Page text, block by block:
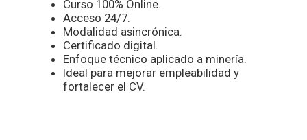
Curso 100% Online.
Acceso 24/7.
Modalidad asincrónica.
Certificado digital.
Enfoque técnico aplicado a minería.
Ideal para mejorar empleabilidad y
fortalecer el CV.